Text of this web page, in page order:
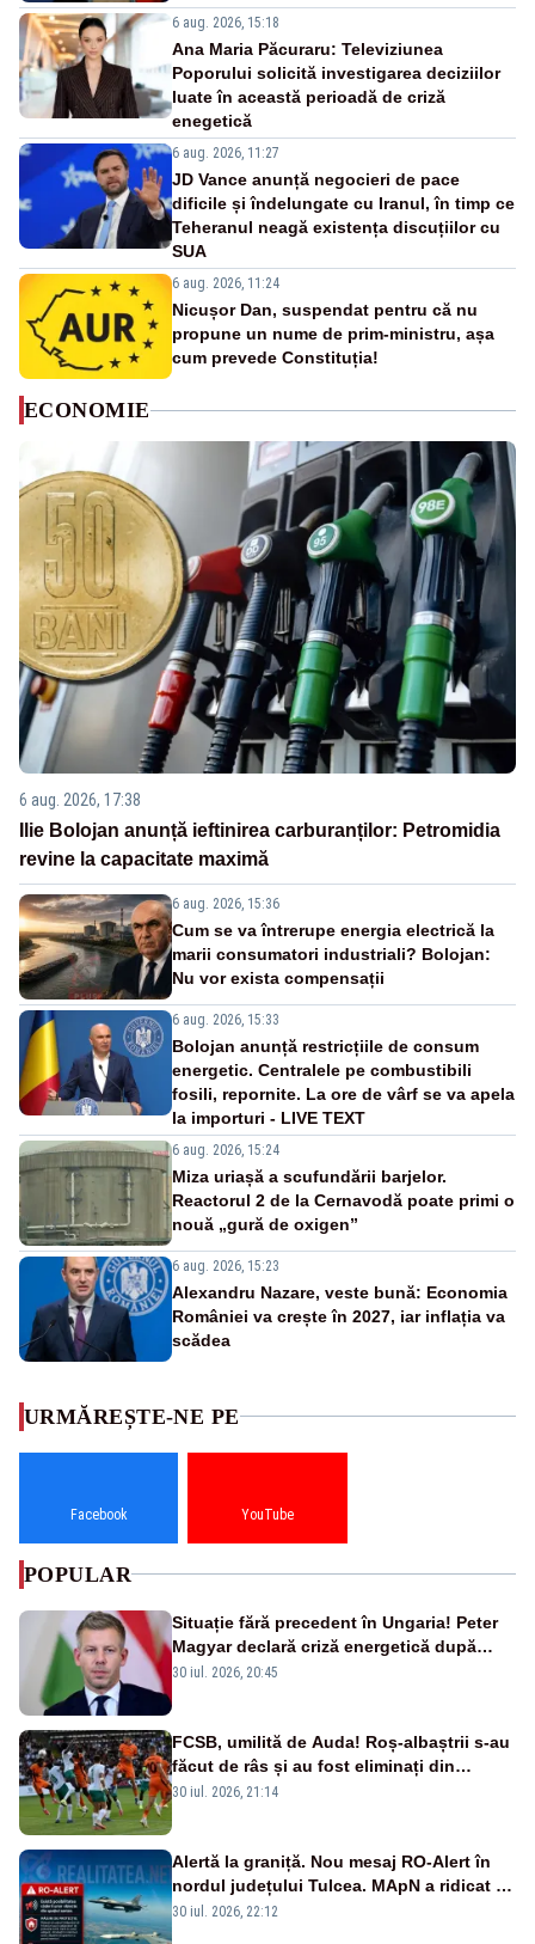
6 aug. 2026, 15:18
Ana Maria Păcuraru: Televiziunea
Poporului solicită investigarea deciziilor
luate în această perioadă de criză
enegetică
6 aug. 2026, 11:27
JD Vance anunță negocieri de pace
dificile și îndelungate cu Iranul, în timp ce
Teheranul neagă existența discuțiilor cu
SUA
6 aug. 2026, 11:24
Nicușor Dan, suspendat pentru că nu
propune un nume de prim-ministru, așa
cum prevede Constituția!
ECONOMIE
6 aug. 2026, 17:38
Ilie Bolojan anunță ieftinirea carburanților: Petromidia
revine la capacitate maximă
6 aug. 2026, 15:36
Cum se va întrerupe energia electrică la
marii consumatori industriali? Bolojan:
Nu vor exista compensații
6 aug. 2026, 15:33
Bolojan anunță restricțiile de consum
energetic. Centralele pe combustibili
fosili, repornite. La ore de vârf se va apela
la importuri - LIVE TEXT
6 aug. 2026, 15:24
Miza uriașă a scufundării barjelor.
Reactorul 2 de la Cernavodă poate primi o
nouă „gură de oxigen”
6 aug. 2026, 15:23
Alexandru Nazare, veste bună: Economia
României va crește în 2027, iar inflația va
scădea
URMĂREȘTE-NE PE
Facebook YouTube
POPULAR
Situație fără precedent în Ungaria! Peter
Magyar declară criză energetică după
oprirea centralei de la Paks
30 iul. 2026, 20:45
FCSB, umilită de Auda! Roș-albaștrii s-au
făcut de râs și au fost eliminați din
Conference League
30 iul. 2026, 21:14
Alertă la graniță. Nou mesaj RO-Alert în
nordul județului Tulcea. MApN a ridicat de
la sol două avioane F-16
30 iul. 2026, 22:12